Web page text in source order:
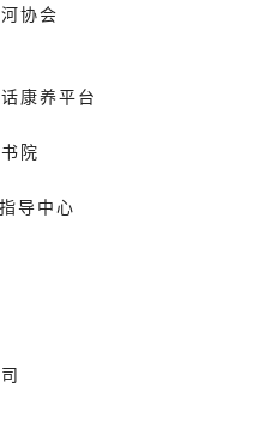
协会
康养平台
院
导中心